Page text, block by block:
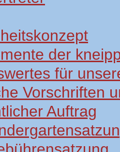
der
für
Vorschriften
Auftrag